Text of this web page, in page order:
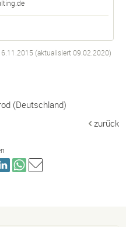
(aktualisiert09.02.2020)
(Deutschland)
zurück